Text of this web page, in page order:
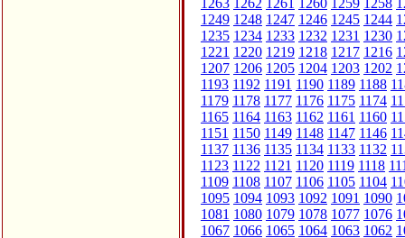
1263 1262 1261 1260 1259 1258
1249 1248 1247 1246 1245 1244
1235 1234 1233 1232 1231 1230
1221 1220 1219 1218 1217 1216
1207 1206 1205 1204 1203 1202
1193 1192 1191 1190 1189 1188
1179 1178 1177 1176 1175 1174
1165 1164 1163 1162 1161 1160
1151 1150 1149 1148 1147 1146
1137 1136 1135 1134 1133 1132
1123 1122 1121 1120 1119 1118
1109 1108 1107 1106 1105 1104
1095 1094 1093 1092 1091 1090
1081 1080 1079 1078 1077 1076
1067 1066 1065 1064 1063 1062